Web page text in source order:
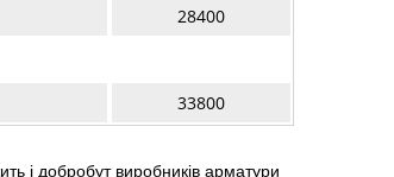
28400
33800
і добробут виробників арматури